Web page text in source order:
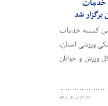
خدمات
برگزار شد
کمیته خدمات
ورزشی استان،
کل ورزش و جوانان
۱۴۰۱-۰۶-۰۱ ۱۳:۲۳